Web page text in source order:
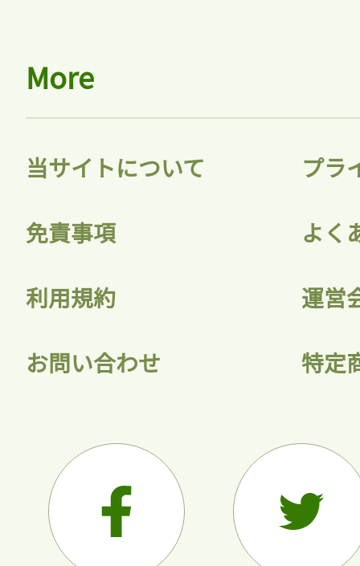
More
当サイトについて プラ
免責事項 よく
利用規約 運営
お問い合わせ 特定